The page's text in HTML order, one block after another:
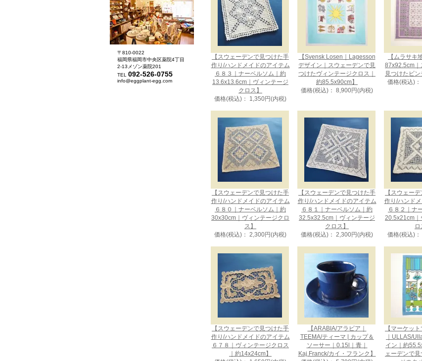
【スウェーデンで見つけた手
作り/ハンドメイドのアイテム
６８３｜ナーベルソム｜約
13.6x13.6cm｜ヴィンテージ
クロス】
価格(税込)： 1,350円(内税)
【Svensk Losen｜Lagesson
デザイン｜スウェーデンで見
つけたヴィンテージクロス｜
約85.5x90cm】
価格(税込)： 8,900円(内税)
【ムラサキ
87x92.5cm｜
見つけたビン
価格(税込)
【スウェーデンで見つけた手
作り/ハンドメイドのアイテム
６８０｜ナーベルソム｜約
30x30cm｜ヴィンテージクロ
ス】
価格(税込)： 2,300円(内税)
【スウェーデンで見つけた手
作り/ハンドメイドのアイテム
６８１｜ナーベルソム｜約
32.5x32.5cm｜ヴィンテージ
クロス】
価格(税込)： 2,300円(内税)
【スウェー
作り/ハンド
６８２｜ナ
20.5x21cm｜
ロ
価格(税込)
【スウェーデンで見つけた手
作り/ハンドメイドのアイテム
６７８｜ヴィンテージクロス
｜約14x24cm】
【ARABIA/アラビア｜
TEEMA/ティーマ | カップ＆
ソーサー｜0.15l｜青｜
Kaj.Franck/カイ・フランク】
【マーケッ
｜ULLAS/
イン｜約
ェーデンで
〒810-0022
福岡県福岡市中央区薬院4丁目
2-13メゾン薬院201
TEL 092-526-0755
info@eggplant-egg.com